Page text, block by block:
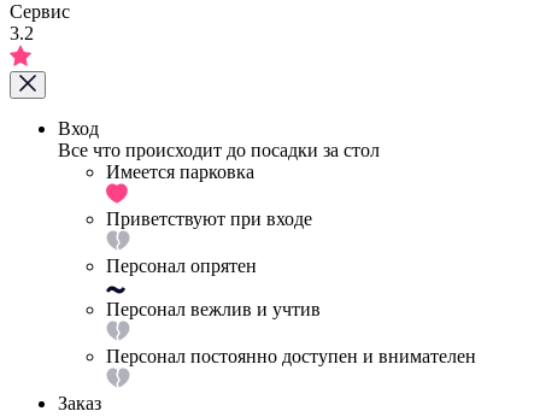
Сервис
3.2
Вход
Все что происходит до посадки за стол
Имеется парковка
Приветствуют при входе
Персонал опрятен
Персонал вежлив и учтив
Персонал постоянно доступен и внимателен
Заказ